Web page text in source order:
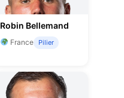
Robin Bellemand
France Pilier